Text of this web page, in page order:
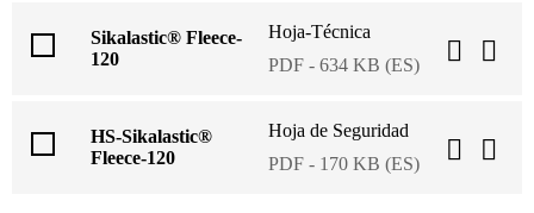
Sikalastic® Fleece-
120
Hoja-Técnica
PDF - 634 KB (ES)
HS-Sikalastic®
Fleece-120
Hoja de Seguridad
PDF - 170 KB (ES)